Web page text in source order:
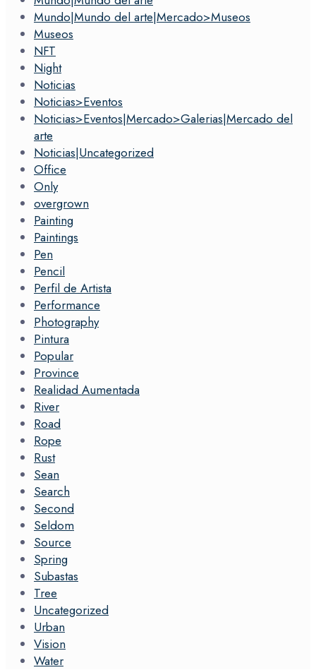
Mundo|Mundo del arte|Mercado>Museos
Museos
NFT
Night
Noticias
Noticias>Eventos
Noticias>Eventos|Mercado>Galerias|Mercado del
arte
Noticias|Uncategorized
Office
Only
overgrown
Painting
Paintings
Pen
Pencil
Perfil de Artista
Performance
Photography
Pintura
Popular
Province
Realidad Aumentada
River
Road
Rope
Rust
Sean
Search
Second
Seldom
Source
Spring
Subastas
Tree
Uncategorized
Urban
Vision
Water